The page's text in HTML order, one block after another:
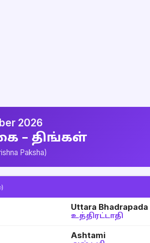
2026
– திங்கள்
Paksha)
Uttara Bhadrapada
உத்திரட்டாதி
Ashtami